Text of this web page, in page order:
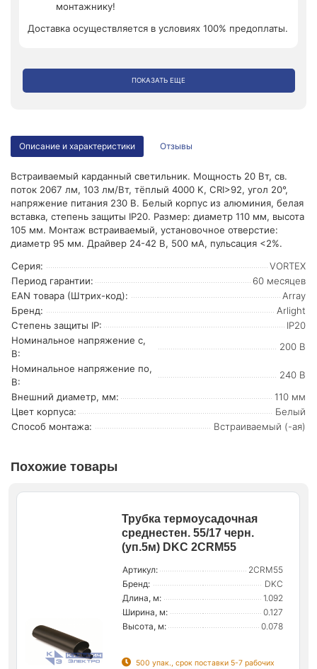
монтажнику!
Доставка осуществляется в условиях 100% предоплаты.
ПОКАЗАТЬ ЕЩЕ
Описание и характеристики Отзывы
Встраиваемый карданный светильник. Мощность 20 Вт, св.
поток 2067 лм, 103 лм/Вт, тёплый 4000 K, CRI>92, угол 20°,
напряжение питания 230 В. Белый корпус из алюминия, белая
вставка, степень защиты IP20. Размер: диаметр 110 мм, высота
105 мм. Монтаж встраиваемый, установочное отверстие:
диаметр 95 мм. Драйвер 24-42 В, 500 мА, пульсация <2%.
Серия:
VORTEX
Период гарантии:
60 месяцев
EAN товара (Штрих-код):
Array
Бренд:
Arlight
Степень защиты IP:
IP20
Номинальное напряжение с,
В:
200 В
Номинальное напряжение по,
В:
240 В
Внешний диаметр, мм:
110 мм
Цвет корпуса:
Белый
Способ монтажа:
Встраиваемый (-ая)
Похожие товары
Трубка термоусадочная
среднестен. 55/17 черн.
(уп.5м) DKC 2CRM55
Артикул:
2CRM55
Бренд:
DKC
Длина, м:
1.092
Ширина, м:
0.127
Высота, м:
0.078
500 упак., срок поставки 5-7 рабочих